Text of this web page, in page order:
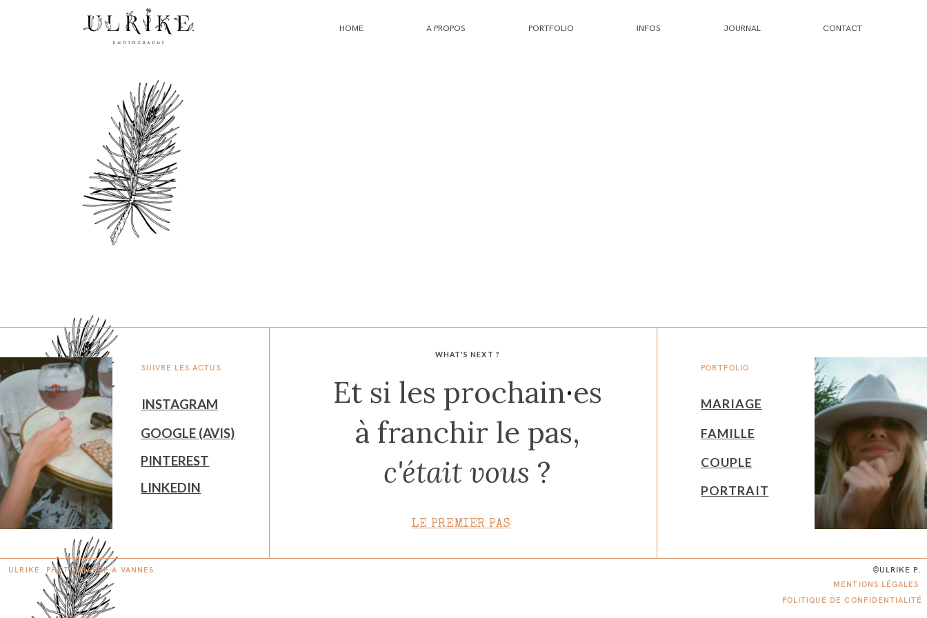
HOME A PROPOS PORTFOLIO INFOS JOURNAL CONTACT
WHAT'S NEXT ?
PORTFOLIO
SUIVRE LES ACTUS
Et si les prochain·es
à franchir le pas,
c'était vous ?
MARIAGE
INSTAGRAM
GOOGLE (AVIS)
FAMILLE
PINTEREST COUPLE
LINKEDIN PORTRAIT
LE PREMIER PAS
©ULRIKE P.
ULRIKE. PHOTOGRAPHE À VAN NES.
MENTIONS LÉGALES
POLITIQUE DE CONFIDENTIALITÉ